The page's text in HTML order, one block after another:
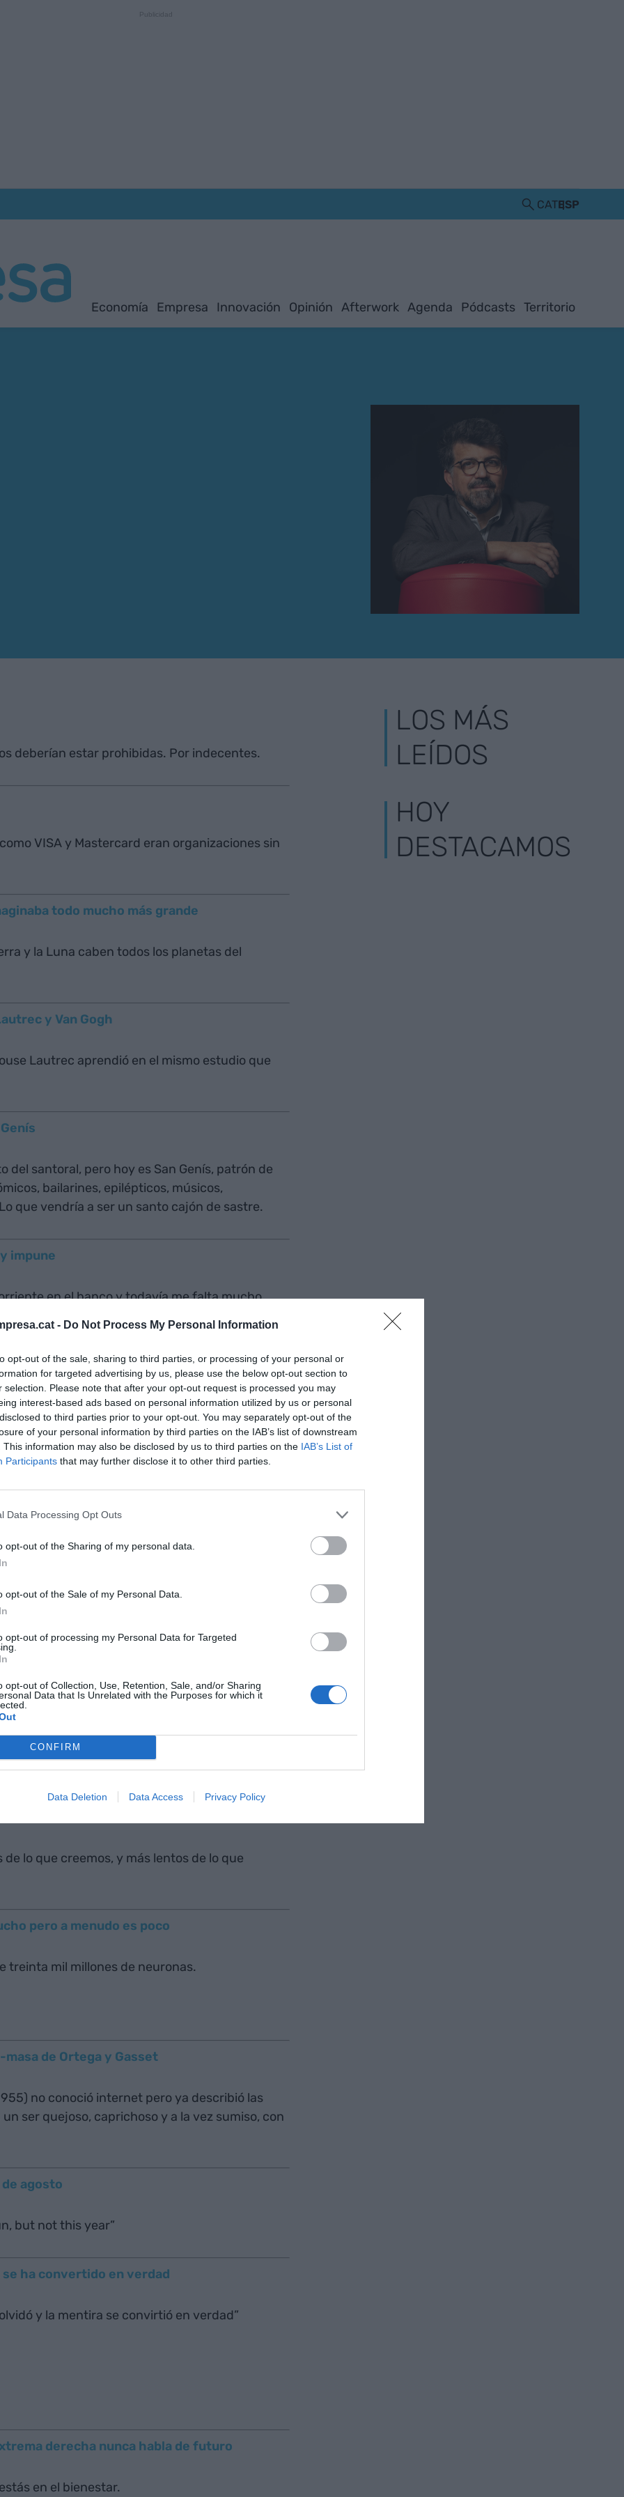
- Do Not Process My Personal Information
opt-out of the sale, sharing to third parties, or processing of your personal or
for targeted advertising by us, please use the below opt-out section to
selection. Please note that after your opt-out request is processed you may
interest-based ads based on personal information utilized by us or personal
to third parties prior to your opt-out. You may separately opt-out of the
of your personal information by third parties on the IAB’s list of downstream
This information may also be disclosed by us to third parties on the IAB’s List of
Participants that may further disclose it to other third parties.
Data Processing Opt Outs
opt-out of the Sharing of my personal data.
opt-out of the Sale of my Personal Data.
opt-out of processing my Personal Data for Targeted
opt-out of Collection, Use, Retention, Sale, and/or Sharing
Data that Is Unrelated with the Purposes for which it
CONFIRM
Data Deletion Data Access Privacy Policy
CATESP
Economía Empresa Innovación Opinión Afterwork Agenda Pódcasts Territorio
deberían estar prohibidas. Por indecentes.
VISA y Mastercard eran organizaciones sin
todo mucho más grande
y la Luna caben todos los planetas del
y Van Gogh
Lautrec aprendió en el mismo estudio que
del santoral, pero hoy es San Genís, patrón de
bailarines, epilépticos, músicos,
que vendría a ser un santo cajón de sastre.
impune
en el banco y todavía me falta mucho
un libro
piso"
opinar
Hay que ser más exigentes con las
La bondad es una forma de inteligencia”
del cambio
lo que creemos, y más lentos de lo que
pero a menudo es poco
treinta mil millones de neuronas.
de Ortega y Gasset
no conoció internet pero ya describió las
ser quejoso, caprichoso y a la vez sumiso, con
agosto
but not this year”
ha convertido en verdad
y la mentira se convirtió en verdad”
derecha nunca habla de futuro
en el bienestar.
LOS MÁS
LEÍDOS
HOY
DESTACAMOS